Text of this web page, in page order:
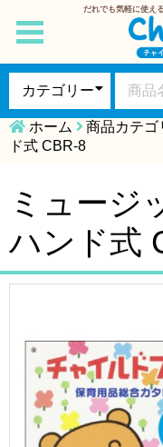
だれでも気軽に使え
toggle
navigation
ホーム 商品カテゴ
ド式 CBR-8
ミュージ
ハンド式